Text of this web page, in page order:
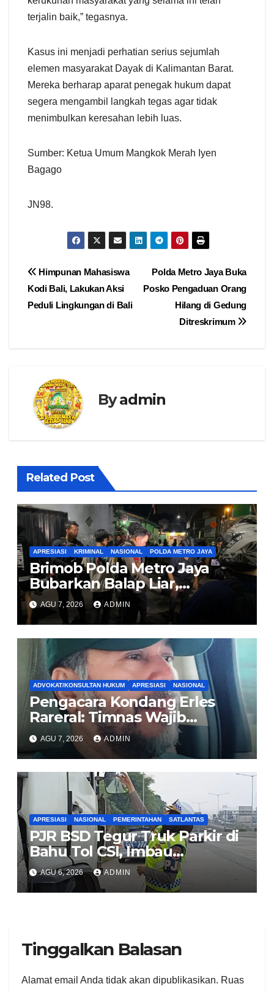
terjalin baik,” tegasnya.
Kasus ini menjadi perhatian serius sejumlah
elemen masyarakat Dayak di Kalimantan Barat.
Mereka berharap aparat penegak hukum dapat
segera mengambil langkah tegas agar tidak
menimbulkan keresahan lebih luas.
Sumber: Ketua Umum Mangkok Merah Iyen
Bagago
JN98.
Navigasi
pos
Polda Metro Jaya Buka
Posko Pengaduan Orang
Hilang di Gedung
Ditreskrimum
Himpunan Mahasiswa
Kodi Bali, Lakukan Aksi
Peduli Lingkungan di Bali
Byadmin
Related Post
APRESIASI KRIMINAL NASIONAL POLDA METRO JAYA
Brimob Polda Metro Jaya
Bubarkan Balap Liar,
Sembilan Motor Diamankan
di Jakarta Timur
AGU 7, 2026 ADMIN
ADVOKAT/KONSULTAN HUKUM APRESIASI NASIONAL
Pengacara Kondang Erles
Rareral: Timnas Wajib
Menang Lawan Singapura,
Jadi Kado HUT Kemerdekaan
untuk Rakyat
AGU 7, 2026 ADMIN
APRESIASI NASIONAL PEMERINTAHAN SATLANTAS
PJR BSD Tegur Truk Parkir di
Bahu Tol CSI, Imbau
Pengendara Tertib
AGU 6, 2026 ADMIN
Tinggalkan Balasan
Alamat email Anda tidak akan dipublikasikan. Ruas